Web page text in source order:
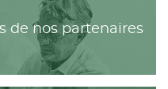
de nos partenaires